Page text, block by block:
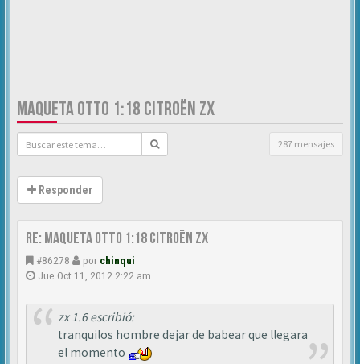
MAQUETA OTTO 1:18 CITROËN ZX
287 mensajes
Responder
Re: MAQUETA OTTO 1:18 CITROËN ZX
#86278 por chinqui
Jue Oct 11, 2012 2:22 am
zx 1.6 escribió:
tranquilos hombre dejar de babear que llegara
el momento